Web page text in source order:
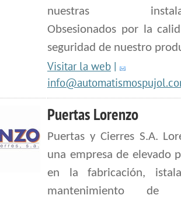
nuestras
Obsesionados por la
seguridad de nuestro
Visitar la web |
Puertas Lorenzo
Puertas y Cierres S.A.
una empresa de elevado
en la fabricación,
mantenimiento de